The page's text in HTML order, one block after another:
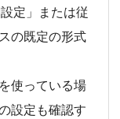
定」または従
の既定の形式
使っている場
設定も確認す